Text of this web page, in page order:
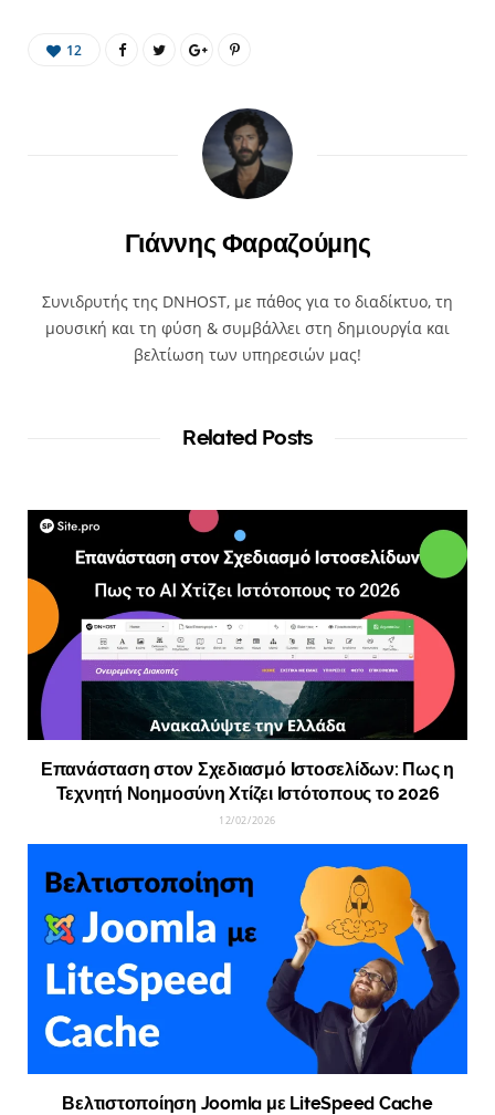
12
Γιάννης Φαραζούμης
Συνιδρυτής της DNHOST, με πάθος για το διαδίκτυο, τη
μουσική και τη φύση & συμβάλλει στη δημιουργία και
βελτίωση των υπηρεσιών μας!
Related Posts
Επανάσταση στον Σχεδιασμό Ιστοσελίδων: Πως η
Τεχνητή Νοημοσύνη Χτίζει Ιστότοπους το 2026
12/02/2026
Βελτιστοποίηση Joomla με LiteSpeed Cache